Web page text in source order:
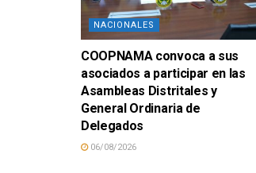
NACIONALES
COOPNAMA convoca a sus
asociados a participar en las
Asambleas Distritales y
General Ordinaria de
Delegados
06/08/2026